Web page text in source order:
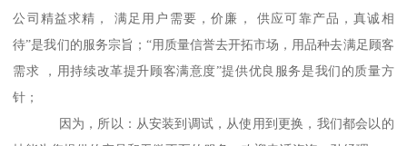
公司精益求精， 满足用户需要，价廉， 供应可靠产品，真诚相
待”是我们的服务宗旨；“用质量信誉去开拓市场，用品种去满足顾客
需求 ，用持续改革提升顾客满意度”提供优良服务是我们的质量方
针；
因为，所以：从安装到调试，从使用到更换，我们都会以的